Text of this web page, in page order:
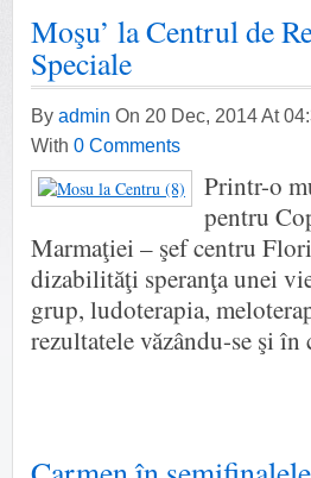
Moşu’ la Centrul de
Speciale
By admin On 20 Dec, 2014 At
With 0 Comments
Printr-o
pentru
Marmaţiei – şef centru
dizabilităţi speranţa unei
grup, ludoterapia,
rezultatele văzându-se şi